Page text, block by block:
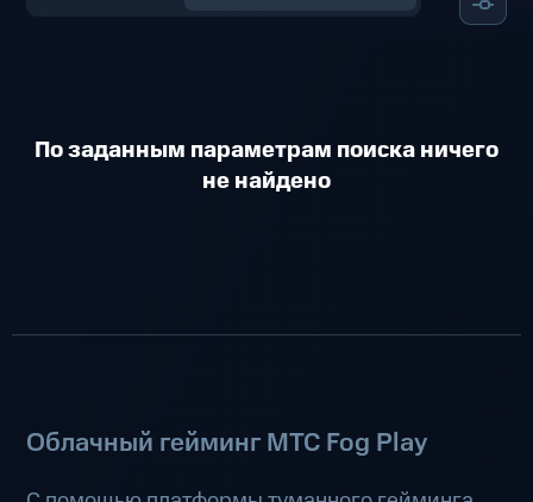
По заданным параметрам поиска ничего
не найдено
Облачный гейминг МТС Fog Play